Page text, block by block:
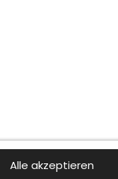
besitze ich
Alle akzeptieren